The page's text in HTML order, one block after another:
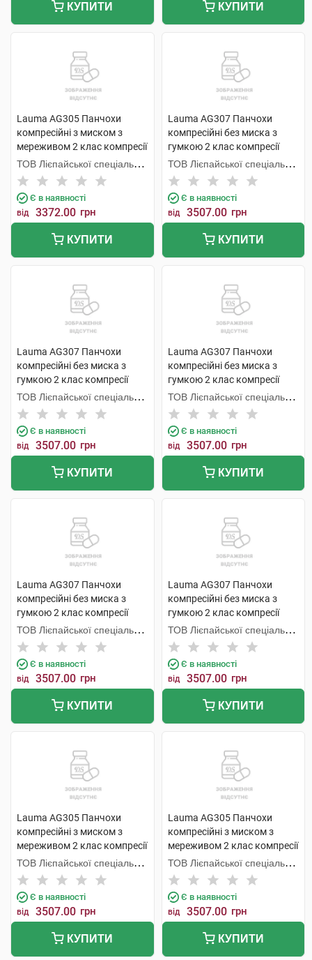
КУПИТИ КУПИТИ
Lauma AG305 Панчохи
компресійні з миском з
мереживом 2 клас компресії
колір натуральний розмір 4
1 пара
ТОВ Лієпайської спеціальної
економічної зони Лаума
Медікал,
Є в наявності
від 3372.00 грн
КУПИТИ
Lauma AG307 Панчохи
компресійні без миска з
гумкою 2 клас компресії
колір натуральний розмір 4D
1 пара
ТОВ Лієпайської спеціальної
економічної зони Лаума
Медікал,
Є в наявності
від 3507.00 грн
КУПИТИ
Lauma AG307 Панчохи
компресійні без миска з
гумкою 2 клас компресії
колір натуральний розмір 3D
1 пара
ТОВ Лієпайської спеціальної
економічної зони Лаума
Медікал,
Є в наявності
від 3507.00 грн
КУПИТИ
Lauma AG307 Панчохи
компресійні без миска з
гумкою 2 клас компресії
колір натуральний розмір 5D
1 пара
ТОВ Лієпайської спеціальної
економічної зони Лаума
Медікал,
Є в наявності
від 3507.00 грн
КУПИТИ
Lauma AG307 Панчохи
компресійні без миска з
гумкою 2 клас компресії
колір натуральний розмір 2D
1 пара
ТОВ Лієпайської спеціальної
економічної зони Лаума
Медікал,
Є в наявності
від 3507.00 грн
КУПИТИ
Lauma AG307 Панчохи
компресійні без миска з
гумкою 2 клас компресії
колір натуральний розмір 1D
1 пара
ТОВ Лієпайської спеціальної
економічної зони Лаума
Медікал,
Є в наявності
від 3507.00 грн
КУПИТИ
Lauma AG305 Панчохи
компресійні з миском з
мереживом 2 клас компресії
колір натуральний розмір 1D
1 пара
ТОВ Лієпайської спеціальної
економічної зони Лаума
Медікал,
Є в наявності
від 3507.00 грн
КУПИТИ
Lauma AG305 Панчохи
компресійні з миском з
мереживом 2 клас компресії
колір натуральний розмір 2D
1 пара
ТОВ Лієпайської спеціальної
економічної зони Лаума
Медікал,
Є в наявності
від 3507.00 грн
КУПИТИ